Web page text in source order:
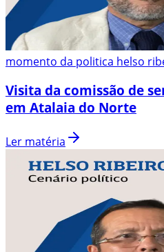
momento da politica helso
Visita da comissão de
em Atalaia do Norte
Ler matéria